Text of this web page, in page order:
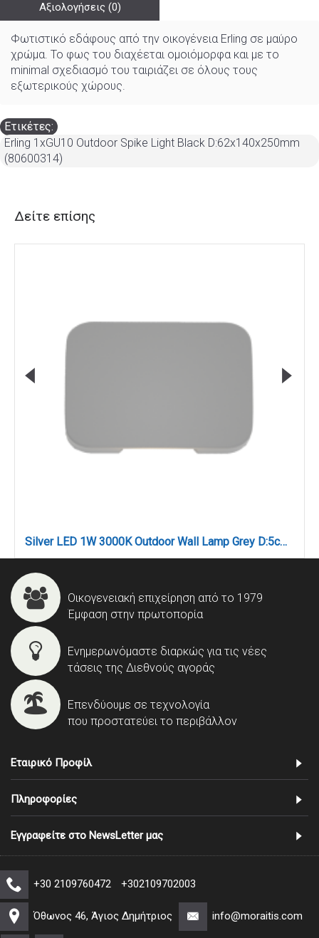
Αξιολογήσεις (0)
Φωτιστικό εδάφους από την οικογένεια Erling σε μαύρο
χρώμα. Το φως του διαχέεται ομοιόμορφα και με το
minimal σχεδιασμό του ταιριάζει σε όλους τους
εξωτερικούς χώρους.
Ετικέτες:
Erling 1xGU10 Outdoor Spike Light Black D:62x140x250mm
(80600314)
Δείτε επίσης
Silver LED 1W 3000K Outdoor Wall Lamp Grey D:5cmx7cm (80202430)
Οικογενειακή επιχείρηση από το 1979
Έμφαση στην πρωτοπορία
Ενημερωνόμαστε διαρκώς για τις νέες
τάσεις της Διεθνούς αγοράς
Επενδύουμε σε τεχνολογία
που προστατεύει το περιβάλλον
Εταιρικό Προφίλ
Πληροφορίες
Εγγραφείτε στο NewsLetter μας
+30 2109760472 +302109702003
Όθωνος 46, Άγιος Δημήτριος info@moraitis.com